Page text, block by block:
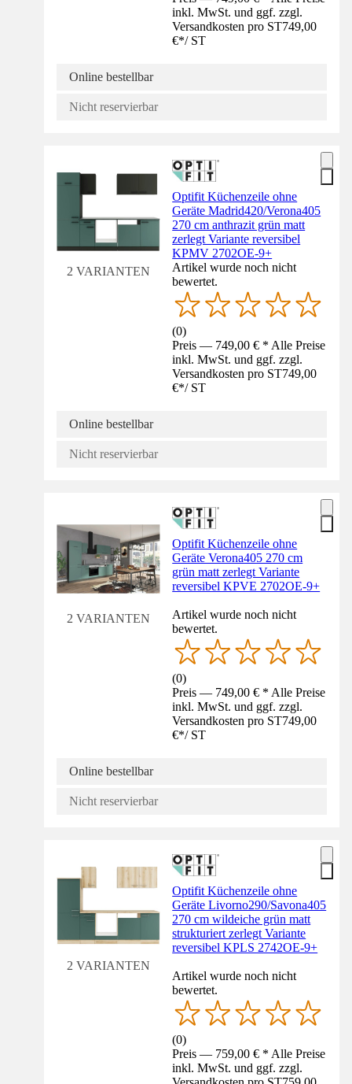
inkl. MwSt. und ggf. zzgl.
Versandkosten pro ST749,00
€*/ ST
Online bestellbar
Nicht reservierbar
2 VARIANTEN
Optifit Küchenzeile ohne
Geräte Madrid420/Verona405
270 cm anthrazit grün matt
zerlegt Variante reversibel
KPMV 2702OE-9+
Artikel wurde noch nicht
bewertet.
(0)
Preis — 749,00 € * Alle Preise
inkl. MwSt. und ggf. zzgl.
Versandkosten pro ST749,00
€*/ ST
Online bestellbar
Nicht reservierbar
2 VARIANTEN
Optifit Küchenzeile ohne
Geräte Verona405 270 cm
grün matt zerlegt Variante
reversibel KPVE 2702OE-9+
Artikel wurde noch nicht
bewertet.
(0)
Preis — 749,00 € * Alle Preise
inkl. MwSt. und ggf. zzgl.
Versandkosten pro ST749,00
€*/ ST
Online bestellbar
Nicht reservierbar
2 VARIANTEN
Optifit Küchenzeile ohne
Geräte Livorno290/Savona405
270 cm wildeiche grün matt
strukturiert zerlegt Variante
reversibel KPLS 2742OE-9+
Artikel wurde noch nicht
bewertet.
(0)
Preis — 759,00 € * Alle Preise
inkl. MwSt. und ggf. zzgl.